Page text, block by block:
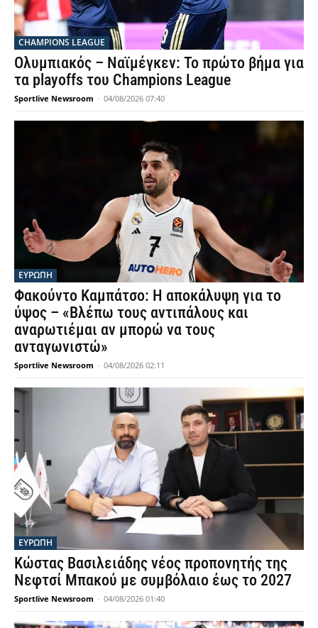
CHAMPIONS LEAGUE
Ολυμπιακός – Ναϊμέγκεν: Το πρώτο βήμα για
τα playoffs του Champions League
Sportlive Newsroom - 04/08/2026 07:40
ΕΥΡΩΠΗ
Φακούντο Καμπάτσο: Η αποκάλυψη για το
ύψος – «Βλέπω τους αντιπάλους και
αναρωτιέμαι αν μπορώ να τους
ανταγωνιστώ»
Sportlive Newsroom - 04/08/2026 02:11
ΕΥΡΩΠΗ
Κώστας Βασιλειάδης νέος προπονητής της
Νεφτσί Μπακού με συμβόλαιο έως το 2027
Sportlive Newsroom - 04/08/2026 01:40